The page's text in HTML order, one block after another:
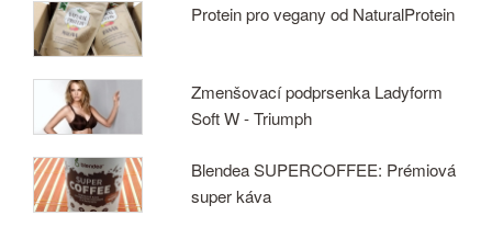
Protein pro vegany od NaturalProtein
Zmenšovací podprsenka Ladyform
Soft W - Triumph
Blendea SUPERCOFFEE: Prémiová
super káva